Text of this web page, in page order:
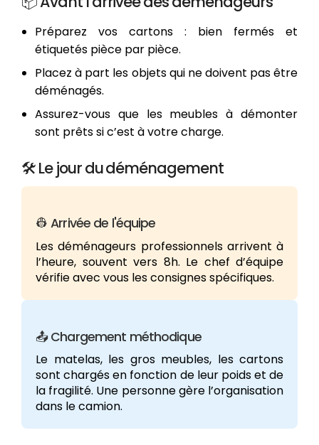
Préparez vos cartons : bien fermés et
étiquetés pièce par pièce.
Placez à part les objets qui ne doivent pas être
déménagés.
Assurez-vous que les meubles à démonter
sont prêts si c’est à votre charge.
🛠️ Le jour du déménagement
👷 Arrivée de l'équipe
Les déménageurs professionnels arrivent à
l’heure, souvent vers 8h. Le chef d’équipe
vérifie avec vous les consignes spécifiques.
📤 Chargement méthodique
Le matelas, les gros meubles, les cartons
sont chargés en fonction de leur poids et de
la fragilité. Une personne gère l’organisation
dans le camion.